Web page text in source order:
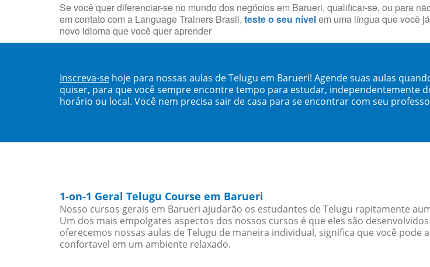
Se você quer diferenciar-se no mundo dos negócios em Barueri, qualificar-se, ou para
em contato com a Language Trainers Brasil, teste o seu nívelem uma língua que você
novo idioma que você quer aprender
Inscreva-se hoje para nossas aulas de Telugu em Barueri! Agende suas aulas
quiser, para que você sempre encontre tempo para estudar, independentemente
horário ou local. Você nem precisa sair de casa para se encontrar com seu
1-on-1 Geral Telugu Course em Barueri
Nosso cursos gerais em Barueri ajudarão os estudantes de Telugu rapitamente
Um dos mais empolgates aspectos dos nossos cursos é que eles são
oferecemos nossas aulas de Telugu de maneira individual, significa que você
confortavel em um ambiente relaxado.